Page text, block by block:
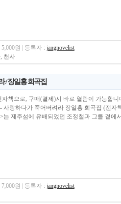
5,000원 | 등록자 : jangnovelist
천사
/ 장일홍 희곡집
자책으로, 구매(결제)시 바로 열람이 가능합
사랑하다가 죽어버려라 장일홍 희곡집 (전자
는 제주섬에 유배되었던 조정철과 그를 곁에
7,000원 | 등록자 : jangnovelist